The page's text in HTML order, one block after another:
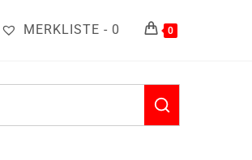
MERKLISTE - 0 0